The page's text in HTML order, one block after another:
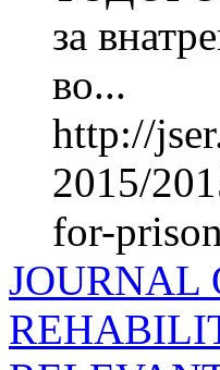
за
во...
http://
2015/
for-
JOURNAL